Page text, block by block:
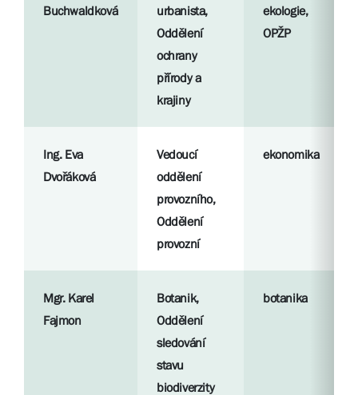
Buchwaldková
urbanista,
Oddělení
ochrany
přírody a
krajiny
ekologie,
OPŽP
Ing. Eva
Dvořáková
Vedoucí
oddělení
provozního,
Oddělení
provozní
ekonomika
Mgr. Karel
Fajmon
Botanik,
Oddělení
sledování
stavu
biodiverzity
botanika